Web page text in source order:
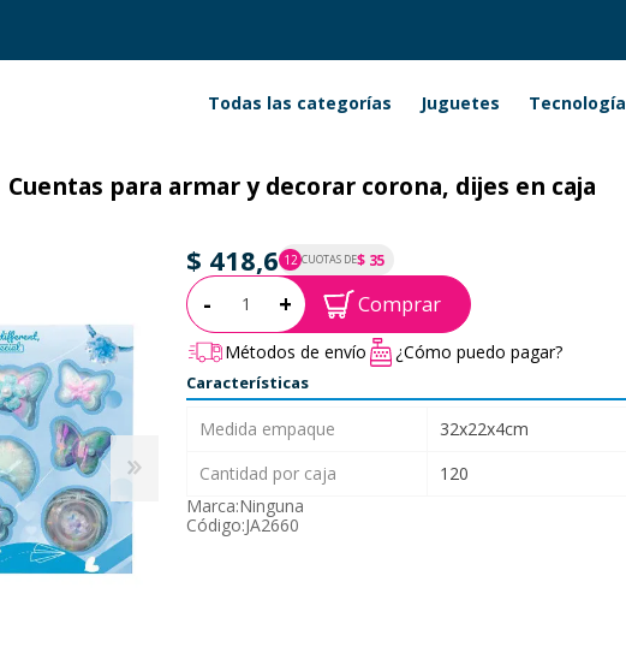
Todas las categorías Juguetes Tecnología
Cuentas para armar y decorar corona, dijes en caja
$ 418,6 12 CUOTAS DE$ 35
P.T.F. $ 419
Cantidad:
- + Comprar
Métodos de envío ¿Cómo puedo pagar?
Características
Medida empaque
32x22x4cm
Cantidad por caja
120
Marca:Ninguna
Código:JA2660